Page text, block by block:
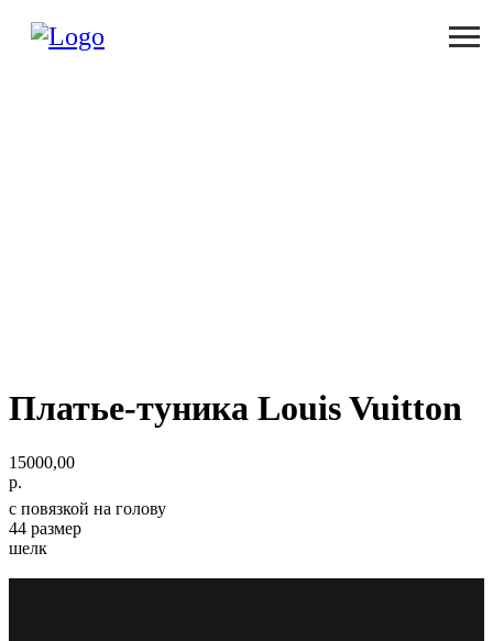
Платье-туника Louis Vuitton
15000,00
р.
с повязкой на голову
44 размер
шелк